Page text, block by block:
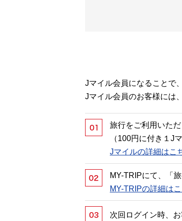
Jマイル会員になることで
Jマイル会員のお客様には
旅行をご利用いた
（100円に付き１J
Jマイルの詳細はこ
MY-TRIPにて、「
MY-TRIPの詳細は
次回ログイン時、